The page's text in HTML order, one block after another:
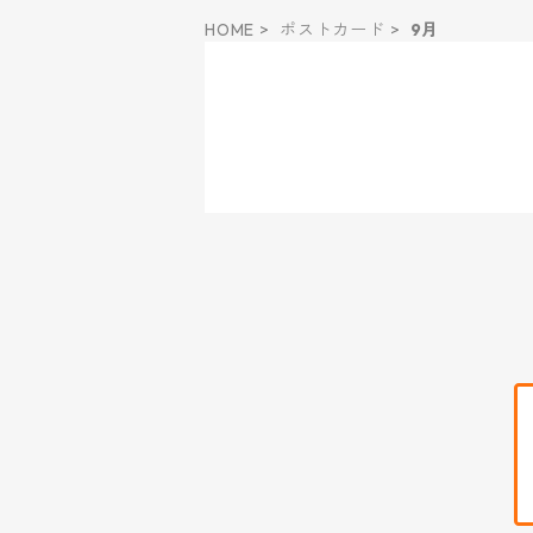
HOME ポストカード 9月